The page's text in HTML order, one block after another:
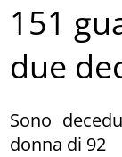
151
due
Sono
donna di 92